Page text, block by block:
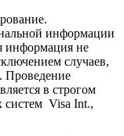
информации
информация не
случаев,
Проведение
в строгом
систем Visa Int.,